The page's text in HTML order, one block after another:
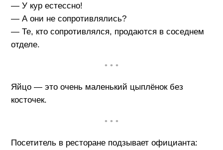
— У кур естессно!
— А они не сопротивлялись?
— Те, кто сопротивлялся, продаются в соседнем
отделе.
• • •
Яйцо — это очень маленький цыплёнок без
косточек.
• • •
Посетитель в ресторане подзывает официанта: